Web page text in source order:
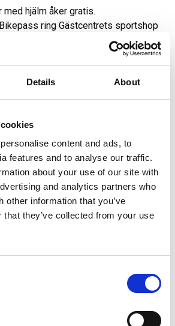
Details About
content and ads, to
features and to analyse our traffic.
about your use of our site with
and analytics partners who
other information that you’ve
that they’ve collected from your use
med hjälm åker gratis.
ring Gästcentrets sportshop
befintliga Keycard (från Skidata)
vid första åket i Lången Express.
ej.